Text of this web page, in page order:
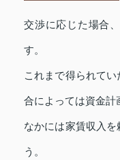
交渉に応じた場合
す。
これまで得られて
合によっては資金計
なかには家賃収入
う。